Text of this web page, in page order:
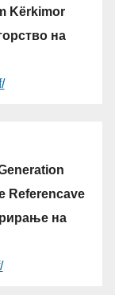
Kërkimor
на
Referencave
на